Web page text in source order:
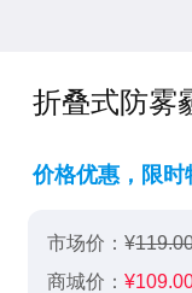
折叠式防雾
价格优惠，限时
市场价：¥
商城价： ¥